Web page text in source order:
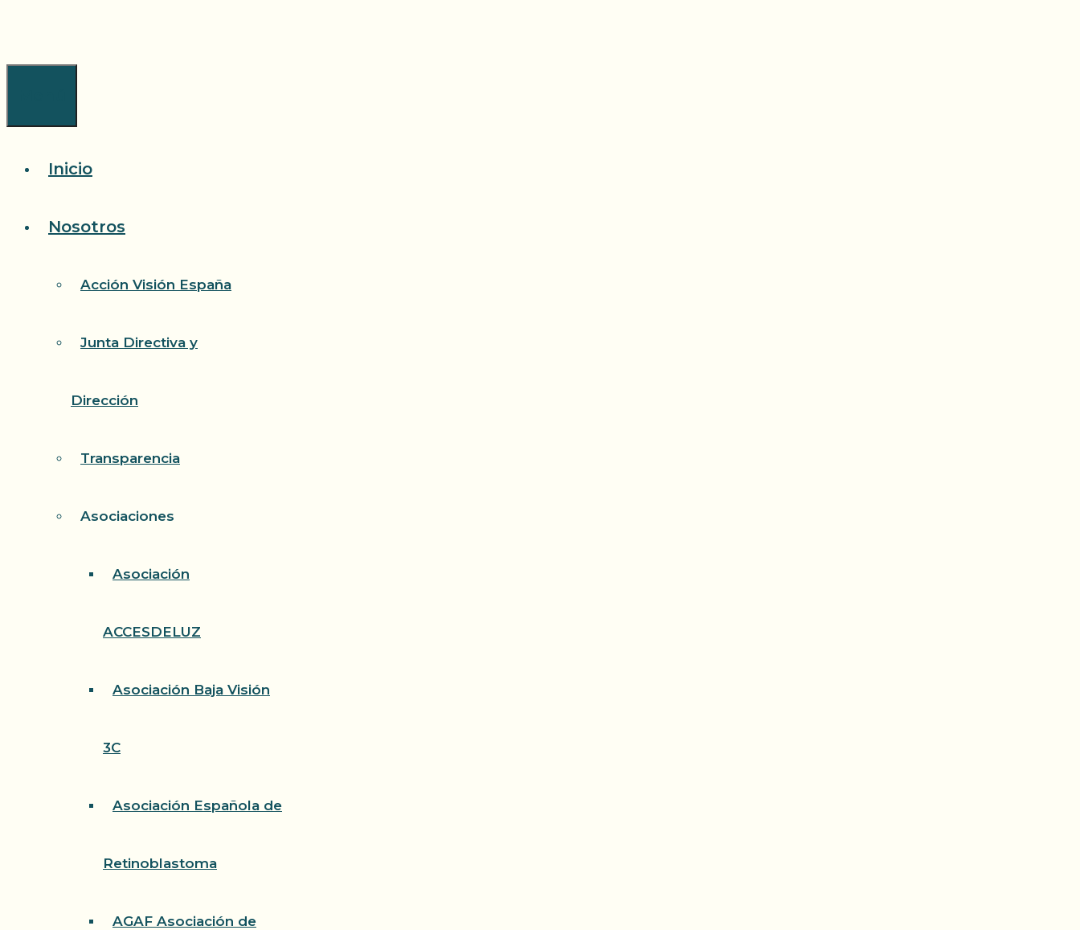
Inicio
Nosotros
Acción Visión España
Junta Directiva y
Dirección
Transparencia
Asociaciones
Asociación
ACCESDELUZ
Asociación Baja Visión
3C
Asociación Española de
Retinoblastoma
AGAF Asociación de